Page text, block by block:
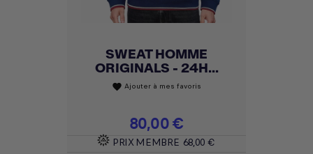
SWEAT HOMME
ORIGINALS - 24H...
favorite Ajouter à mes favoris
Prix
80,00 €
PRIX MEMBRE 68,00 €